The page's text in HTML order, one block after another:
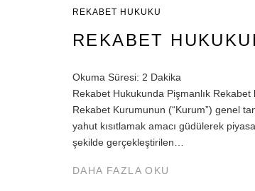
REKABET HUKUKU
REKABET
Okuma Süresi: 2 Dakika
Rekabet Hukukunda Pişmanlık
Rekabet Kurumunun (“Kurum”) genel
yahut kısıtlamak amacı güdülerek
şekilde gerçekleştirilen…
DAHA FAZLA OKU